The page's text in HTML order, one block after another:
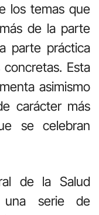
los temas que
de la parte
parte práctica
Esta
asimismo
carácter más
se celebran
de la Salud
serie de